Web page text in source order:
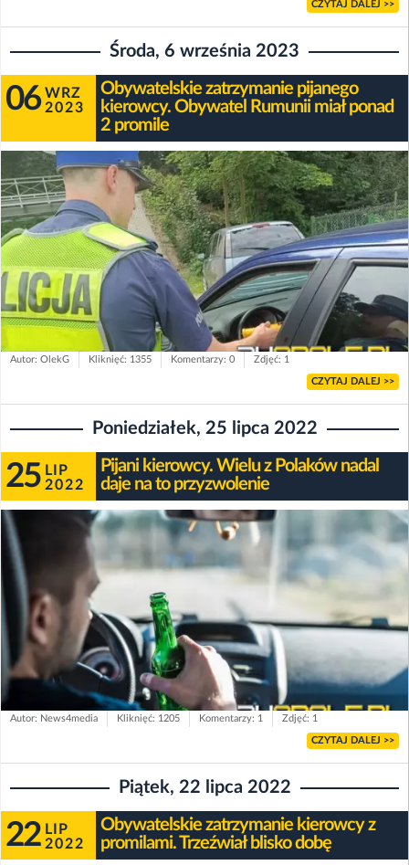
CZYTAJ DALEJ >>
Środa, 6 września 2023
06 WRZ
2023
Obywatelskie zatrzymanie pijanego
kierowcy. Obywatel Rumunii miał ponad
2 promile
Autor: OlekG Kliknięć: 1355 Komentarzy: 0 Zdjęć: 1
CZYTAJ DALEJ >>
Poniedziałek, 25 lipca 2022
25 LIP
2022
Pijani kierowcy. Wielu z Polaków nadal
daje na to przyzwolenie
Autor: News4media Kliknięć: 1205 Komentarzy: 1 Zdjęć: 1
CZYTAJ DALEJ >>
Piątek, 22 lipca 2022
22 LIP
2022
Obywatelskie zatrzymanie kierowcy z
promilami. Trzeźwiał blisko dobę